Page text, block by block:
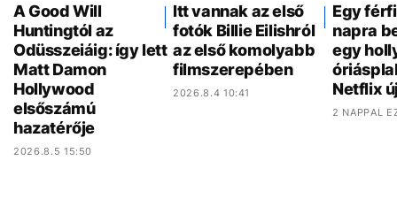
A Good Will
Huntingtól az
Odüsszeiáig: így lett
Matt Damon
Hollywood
elsőszámú
hazatérője
2026.8.5 15:50
Itt vannak az első
fotók Billie Eilishról
az első komolyabb
filmszerepében
2026.8.4 10:41
Egy
napra
egy
Netflix
2 NAPPAL